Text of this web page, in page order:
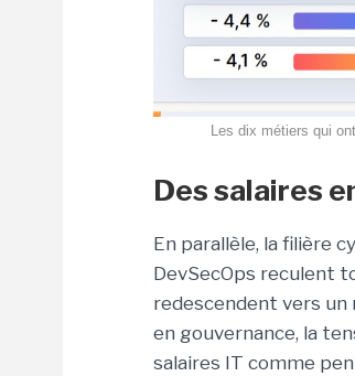
Les dix métiers qui
Des salaires
En parallèle, la filière
DevSecOps reculent
redescendent vers un
en gouvernance, la
salaires IT comme